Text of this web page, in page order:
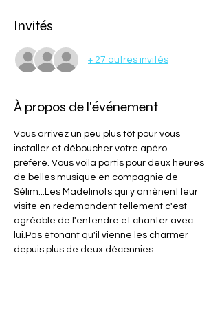
Invités
+ 27 autres invités
À propos de l'événement
Vous arrivez un peu plus tôt pour vous
installer et déboucher votre apéro
préféré. Vous voilà partis pour deux heures
de belles musique en compagnie de
Sélim...Les Madelinots qui y amènent leur
visite en redemandent tellement c'est
agréable de l'entendre et chanter avec
lui.Pas étonant qu'il vienne les charmer
depuis plus de deux décennies.